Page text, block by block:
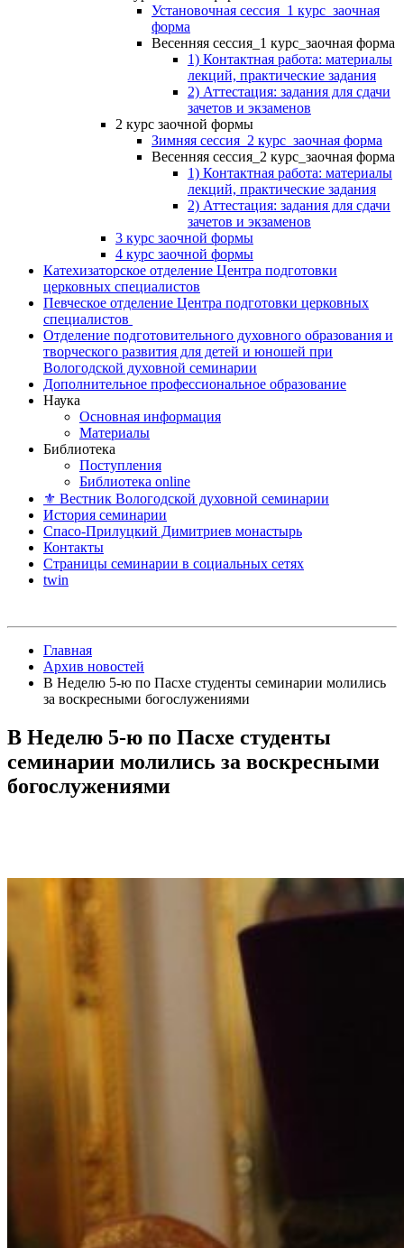
Установочная сессия_1 курс_заочная
форма
Весенняя сессия_1 курс_заочная форма
1) Контактная работа: материалы
лекций, практические задания
2) Аттестация: задания для сдачи
зачетов и экзаменов
2 курс заочной формы
Зимняя сессия_2 курс_заочная форма
Весенняя сессия_2 курс_заочная форма
1) Контактная работа: материалы
лекций, практические задания
2) Аттестация: задания для сдачи
зачетов и экзаменов
3 курс заочной формы
4 курс заочной формы
Катехизаторское отделение Центра подготовки
церковных специалистов
Певческое отделение Центра подготовки церковных
специалистов
Отделение подготовительного духовного образования и
творческого развития для детей и юношей при
Вологодской духовной семинарии
Дополнительное профессиональное образование
Наука
Основная информация
Материалы
Библиотека
Поступления
Библиотека online
⚜ Вестник Вологодской духовной семинарии
История семинарии
Спасо-Прилуцкий Димитриев монастырь
Контакты
Страницы семинарии в социальных сетях
twin
Главная
Архив новостей
В Неделю 5-ю по Пасхе студенты семинарии молились
за воскресными богослужениями
В Неделю 5-ю по Пасхе студенты
семинарии молились за воскресными
богослужениями